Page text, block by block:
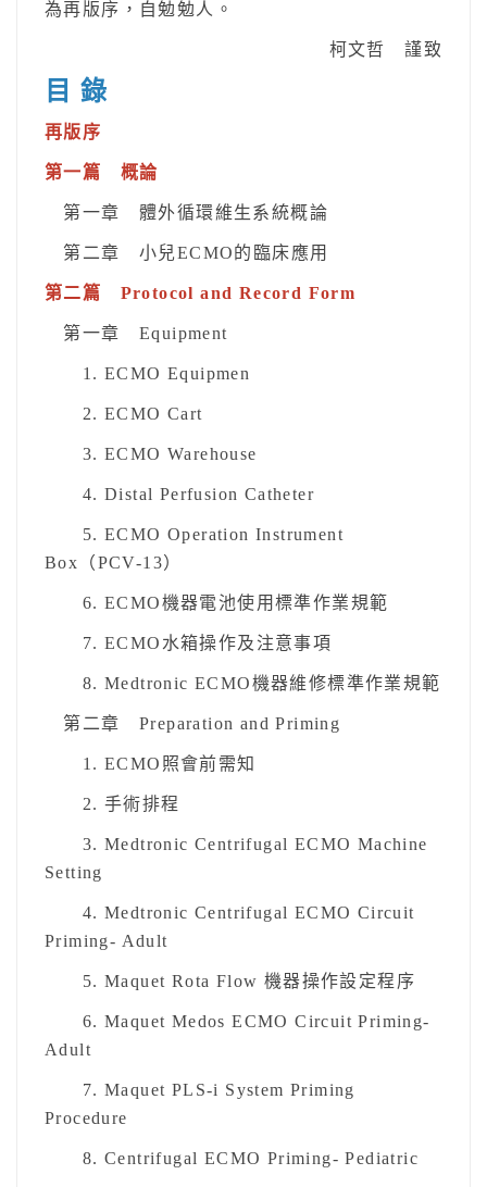
為再版序，自勉勉人。
柯文哲 謹致
目 錄
再版序
第一篇 概論
第一章 體外循環維生系統概論
第二章 小兒ECMO的臨床應用
第二篇 Protocol and Record Form
第一章 Equipment
1. ECMO Equipmen
2. ECMO Cart
3. ECMO Warehouse
4. Distal Perfusion Catheter
5. ECMO Operation Instrument
Box（PCV-13）
6. ECMO機器電池使用標準作業規範
7. ECMO水箱操作及注意事項
8. Medtronic ECMO機器維修標準作業規範
第二章 Preparation and Priming
1. ECMO照會前需知
2. 手術排程
3. Medtronic Centrifugal ECMO Machine
Setting
4. Medtronic Centrifugal ECMO Circuit
Priming- Adult
5. Maquet Rota Flow 機器操作設定程序
6. Maquet Medos ECMO Circuit Priming-
Adult
7. Maquet PLS-i System Priming
Procedure
8. Centrifugal ECMO Priming- Pediatric